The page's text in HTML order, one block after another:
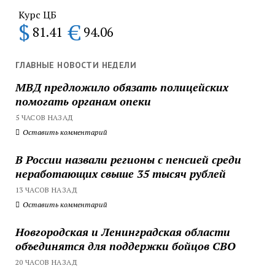
Курс ЦБ
$ 81.41 € 94.06
ГЛАВНЫЕ НОВОСТИ НЕДЕЛИ
МВД предложило обязать полицейских
помогать органам опеки
5 ЧАСОВ НАЗАД
Оставить комментарий
В России назвали регионы с пенсией среди
неработающих свыше 35 тысяч рублей
13 ЧАСОВ НАЗАД
Оставить комментарий
Новгородская и Ленинградская области
объединятся для поддержки бойцов СВО
20 ЧАСОВ НАЗАД